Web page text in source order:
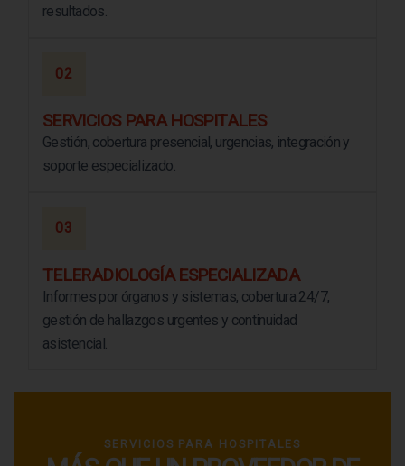
resultados.
02
SERVICIOS PARA HOSPITALES
Gestión, cobertura presencial, urgencias, integración y
soporte especializado.
03
TELERADIOLOGÍA ESPECIALIZADA
Informes por órganos y sistemas, cobertura 24/7,
gestión de hallazgos urgentes y continuidad
asistencial.
SERVICIOS PARA HOSPITALES